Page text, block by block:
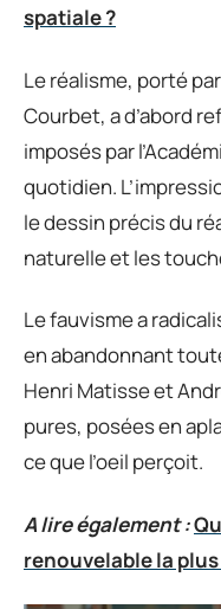
spatiale ?
Le réalisme, porté
Courbet, a d’abord
imposés par
quotidien.
le dessin précis du
naturelle et les
Le fauvisme a
en abandonnant
Henri Matisse et
pures, posées en
ce que l’oeil perçoit.
A lire également :
renouvelable la